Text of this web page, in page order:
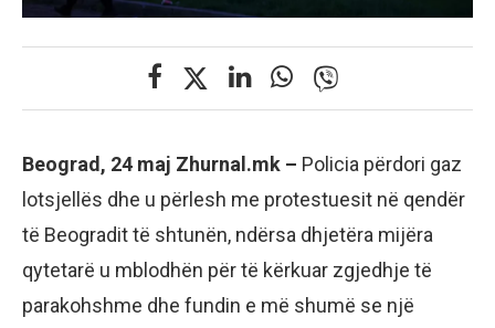
Beograd, 24 maj Zhurnal.mk – Policia përdori gaz
lotsjellës dhe u përlesh me protestuesit në qendër
të Beogradit të shtunën, ndërsa dhjetëra mijëra
qytetarë u mblodhën për të kërkuar zgjedhje të
parakohshme dhe fundin e më shumë se një